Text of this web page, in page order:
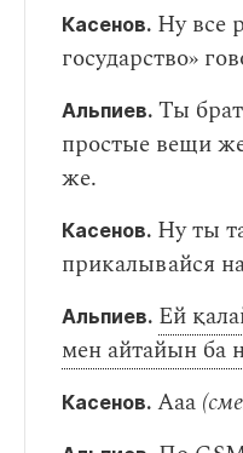
Касенов. Ну все
государство»
Альпиев. Ты
простые вещи
же.
Касенов. Ну ты
прикалывайся
Альпиев. Ей
мен айтайын ба
Касенов. Ааа